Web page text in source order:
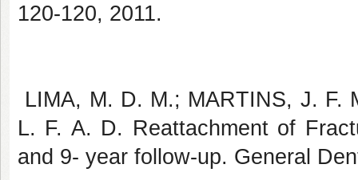
120-120, 2011.
LIMA, M. D. M.; MARTINS, J. F.
L. F. A. D. Reattachment of
and 9- year follow-up. General